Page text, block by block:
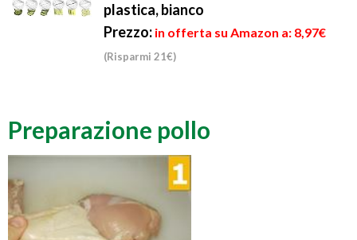
plastica, bianco
Prezzo: in offerta su Amazon a: 8,97€
(Risparmi 21€)
Preparazione pollo